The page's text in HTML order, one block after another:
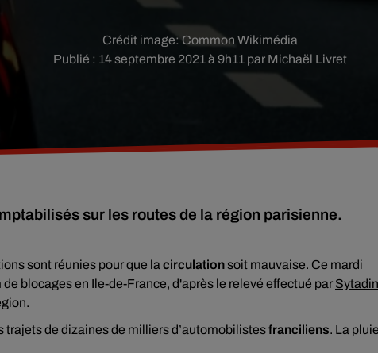
Publié : 14 septembre 2021 à 9h11 par Michaël Livret
Crédit image:Common Wikimédia
sur les routes de la région parisienne.
sont réunies pour que la circulationsoit mauvaise. Ce mardi
blocages en Ile-de-France, d'après le relevé effectué par Sytadin
trajets de dizaines de milliers d’automobilistesfranciliens. La